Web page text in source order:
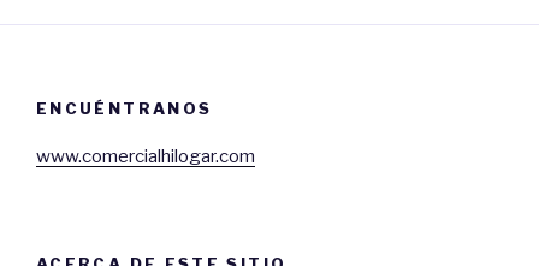
ENCUÉNTRANOS
www.comercialhilogar.com